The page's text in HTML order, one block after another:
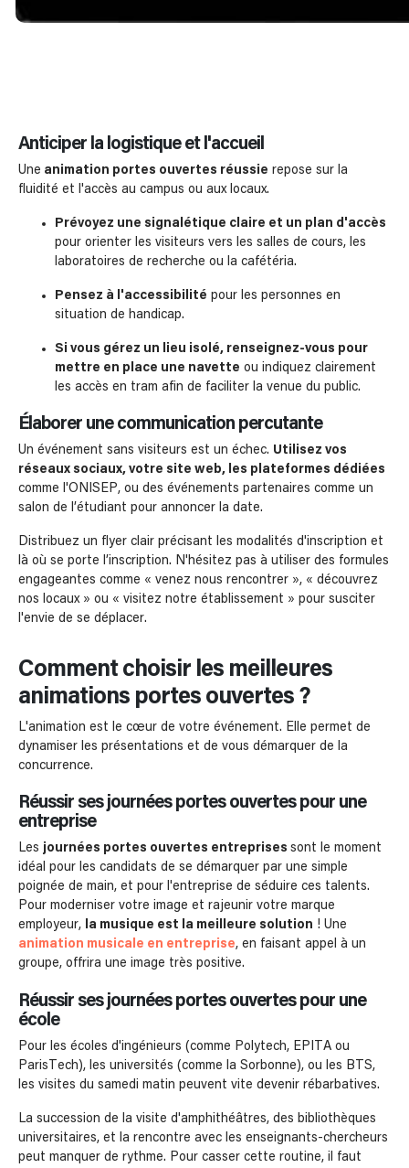
Anticiper la logistique et l'accueil
Une animation portes ouvertes réussie repose sur la
fluidité et l'accès au campus ou aux locaux.
Prévoyez une signalétique claire et un plan d'accès
pour orienter les visiteurs vers les salles de cours, les
laboratoires de recherche ou la cafétéria.
Pensez à l'accessibilité pour les personnes en
situation de handicap.
Si vous gérez un lieu isolé, renseignez-vous pour
mettre en place une navette ou indiquez clairement
les accès en tram afin de faciliter la venue du public.
Élaborer une communication percutante
Un événement sans visiteurs est un échec. Utilisez vos
réseaux sociaux, votre site web, les plateformes dédiées
comme l'ONISEP, ou des événements partenaires comme un
salon de l’étudiant pour annoncer la date.
Distribuez un flyer clair précisant les modalités d'inscription et
là où se porte l’inscription. N'hésitez pas à utiliser des formules
engageantes comme « venez nous rencontrer », « découvrez
nos locaux » ou « visitez notre établissement » pour susciter
l'envie de se déplacer.
Comment choisir les meilleures
animations portes ouvertes ?
L'animation est le cœur de votre événement. Elle permet de
dynamiser les présentations et de vous démarquer de la
concurrence.
Réussir ses journées portes ouvertes pour une
entreprise
Les journées portes ouvertes entreprises sont le moment
idéal pour les candidats de se démarquer par une simple
poignée de main, et pour l'entreprise de séduire ces talents.
Pour moderniser votre image et rajeunir votre marque
employeur,
la musique est la meilleure solution ! Une
animation musicale en entreprise, en faisant appel à un
groupe, offrira une image très positive.
Réussir ses journées portes ouvertes pour une
école
Pour les écoles d'ingénieurs (comme Polytech, EPITA ou
ParisTech), les universités (comme la Sorbonne), ou les BTS,
les visites du samedi matin peuvent vite devenir rébarbatives.
La succession de la visite d'amphithéâtres, des bibliothèques
universitaires, et la rencontre avec les enseignants-chercheurs
peut manquer de rythme. Pour casser cette routine, il faut